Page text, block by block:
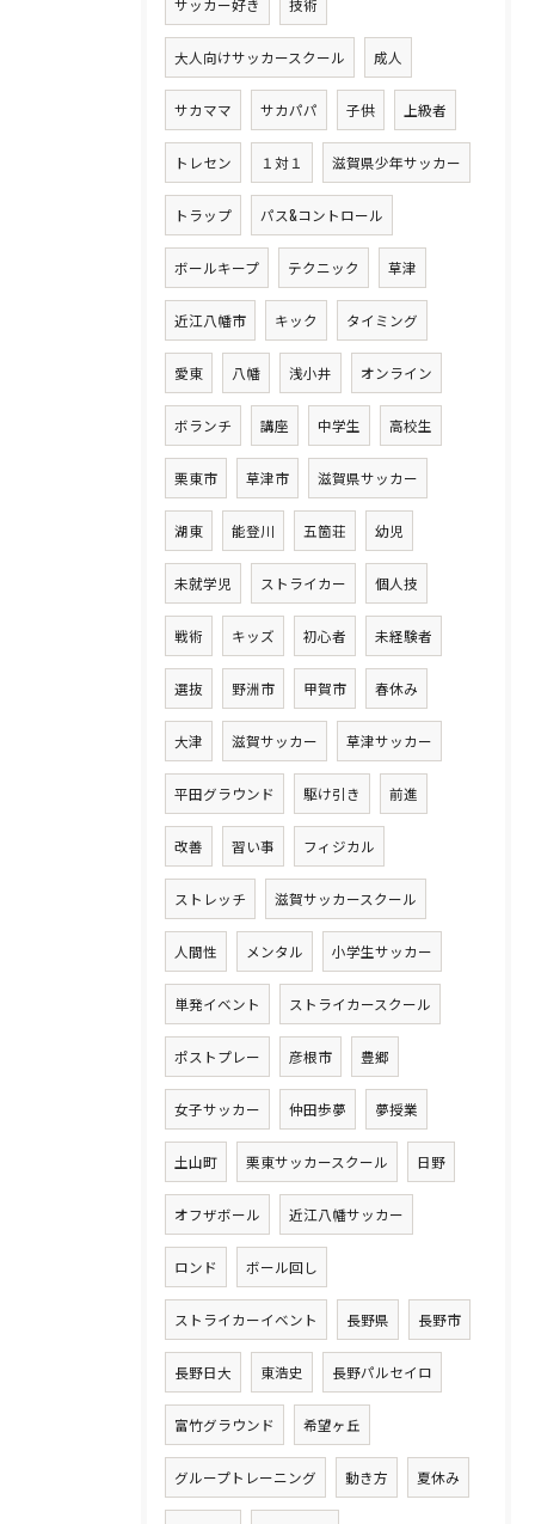
サッカー好き 技術
大人向けサッカースクール 成人
サカママ サカパパ 子供 上級者
トレセン １対１ 滋賀県少年サッカー
トラップ パス&コントロール
ボールキープ テクニック 草津
近江八幡市 キック タイミング
愛東 八幡 浅小井 オンライン
ボランチ 講座 中学生 高校生
栗東市 草津市 滋賀県サッカー
湖東 能登川 五箇荘 幼児
未就学児 ストライカー 個人技
戦術 キッズ 初心者 未経験者
選抜 野洲市 甲賀市 春休み
大津 滋賀サッカー 草津サッカー
平田グラウンド 駆け引き 前進
改善 習い事 フィジカル
ストレッチ 滋賀サッカースクール
人間性 メンタル 小学生サッカー
単発イベント ストライカースクール
ポストプレー 彦根市 豊郷
女子サッカー 仲田歩夢 夢授業
土山町 栗東サッカースクール 日野
オフザボール 近江八幡サッカー
ロンド ボール回し
ストライカーイベント 長野県 長野市
長野日大 東浩史 長野パルセイロ
富竹グラウンド 希望ヶ丘
グループトレーニング 動き方 夏休み